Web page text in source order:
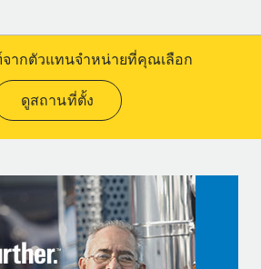
ากตัวแทนจำหน่ายที่คุณเลือก
ดูสถานที่ตั้ง